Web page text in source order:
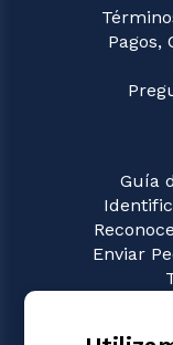
Pagos,
Guía
Enviar